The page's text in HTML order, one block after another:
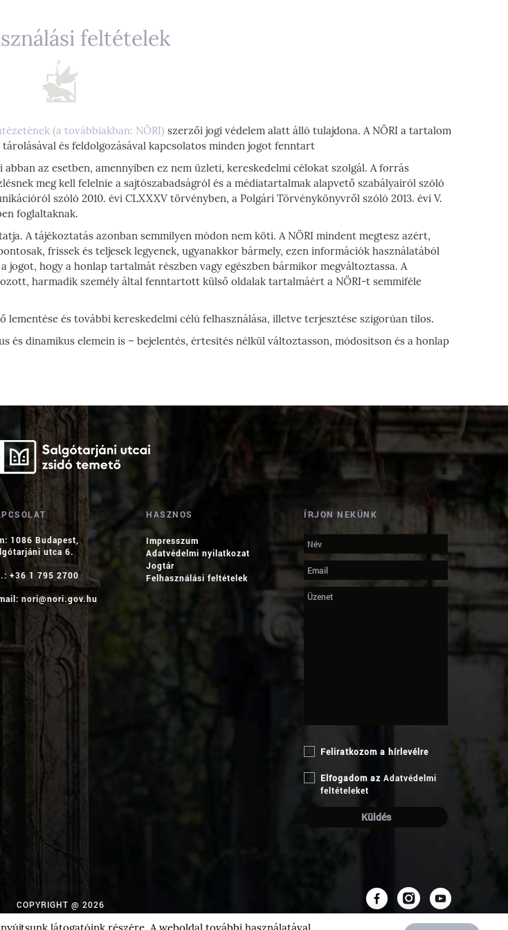
feltételek
(a továbbiakban: NÖRI) szerzői jogi védelem alatt álló tulajdona. A NÖRI a tartalom
és feldolgozásával kapcsolatos minden jogot fenntart
az esetben, amennyiben ez nem üzleti, kereskedelmi célokat szolgál. A forrás
meg kell felelnie a sajtószabadságról és a médiatartalmak alapvető szabályairól szóló
szóló 2010. évi CLXXXV törvényben, a Polgári Törvénykönyvről szóló 2013. évi V.
foglaltaknak.
A tájékoztatás azonban semmilyen módon nem köti. A NÖRI mindent megtesz azért,
frissek és teljesek legyenek, ugyanakkor bármely, ezen információk használatából
hogy a honlap tartalmát részben vagy egészben bármikor megváltoztassa. A
harmadik személy által fenntartott külső oldalak tartalmáért a NÖRI-t semmiféle
és további kereskedelmi célú felhasználása, illetve terjesztése szigorúan tilos.
dinamikus elemein is – bejelentés, értesítés nélkül változtasson, módosítson és a honlap
1086 Budapest,
utca 6.
+36 1 795 2700
nori@nori.gov.hu
HASZNOS
Impresszum
Adatvédelmi nyilatkozat
Jogtár
Felhasználási feltételek
ÍRJON NEKÜNK
Feliratkozom a hírlevélre
Elfogadom az Adatvédelmi
feltételeket
COPYRIGHT @ 2026
és Fejlesztés:Make IT Online